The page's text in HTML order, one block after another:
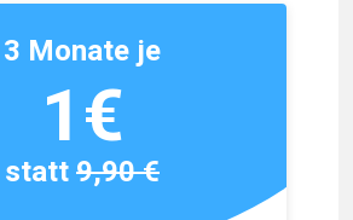
3 Monate je
1€
statt9,90 €